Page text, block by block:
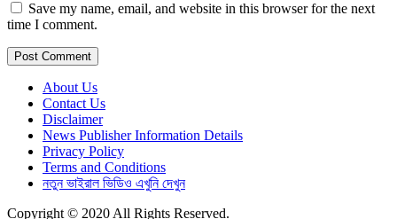
Save my name, email, and website in this browser for the next
time I comment.
About Us
Contact Us
Disclaimer
News Publisher Information Details
Privacy Policy
Terms and Conditions
নতুন ভাইরাল ভিডিও এখুনি দেখুন
Copyright © 2020 All Rights Reserved.